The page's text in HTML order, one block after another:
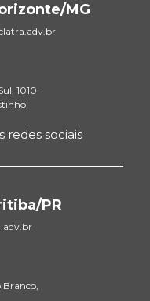
MG
1010 -
redes sociais
PR
Branco,